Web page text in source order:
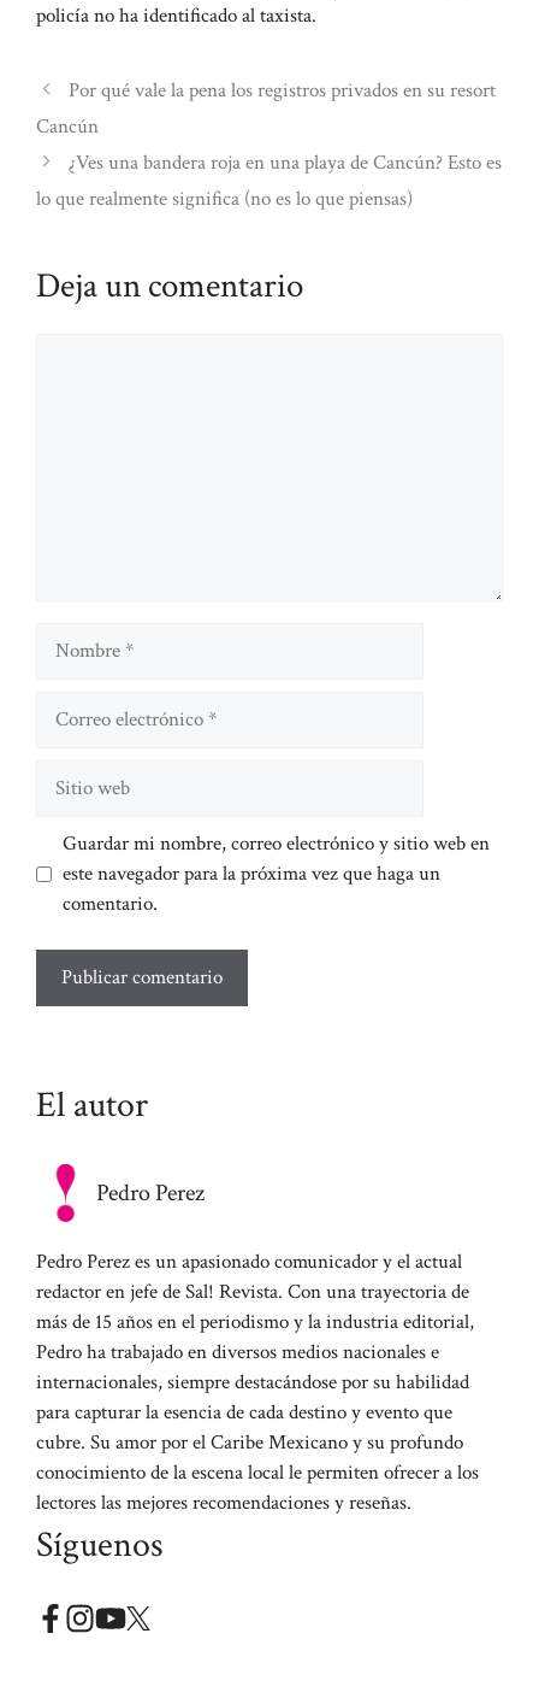
policía no ha identificado al taxista.
Por qué vale la pena los registros privados en su resort
Cancún
¿Ves una bandera roja en una playa de Cancún? Esto es
lo que realmente significa (no es lo que piensas)
Deja un comentario
Nombre
electrónico
web
Guardar mi nombre, correo electrónico y sitio web en
este navegador para la próxima vez que haga un
comentario.
El autor
Pedro Perez
Pedro Perez es un apasionado comunicador y el actual
redactor en jefe de Sal! Revista. Con una trayectoria de
más de 15 años en el periodismo y la industria editorial,
Pedro ha trabajado en diversos medios nacionales e
internacionales, siempre destacándose por su habilidad
para capturar la esencia de cada destino y evento que
cubre. Su amor por el Caribe Mexicano y su profundo
conocimiento de la escena local le permiten ofrecer a los
lectores las mejores recomendaciones y reseñas.
Síguenos